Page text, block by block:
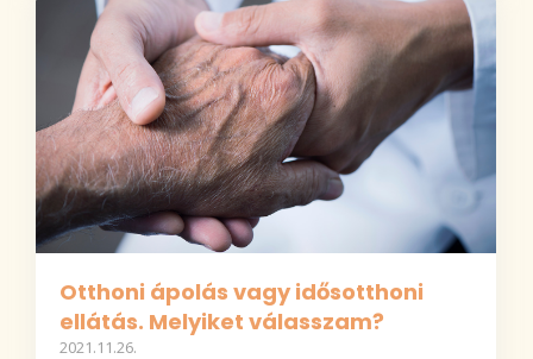
Otthoni ápolás vagy idősotthoni
ellátás. Melyiket válasszam?
2021.11.26.